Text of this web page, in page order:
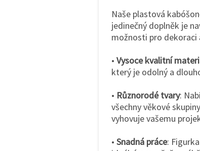
Naše plastová
jedinečný doplněk je
možnosti pro dekoraci
• Vysoce kvalitní
který je odolný a
• Různorodé tvary:
všechny věkové
vyhovuje vašemu
• Snadná práce: